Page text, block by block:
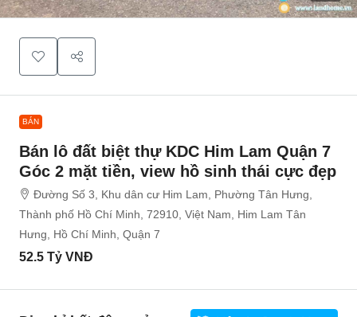
BÁN
Bán lô đất biệt thự KDC Him Lam Quận 7
Góc 2 mặt tiền, view hồ sinh thái cực đẹp
Đường Số 3, Khu dân cư Him Lam, Phường Tân Hưng,
Thành phố Hồ Chí Minh, 72910, Việt Nam, Him Lam Tân
Hưng, Hồ Chí Minh, Quận 7
52.5 Tỷ VNĐ